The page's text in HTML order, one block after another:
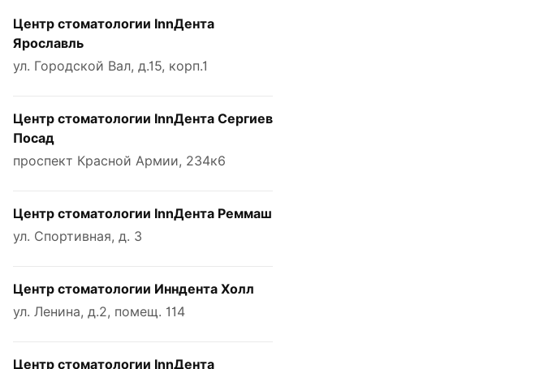
Центр стоматологии InnДента
Ярославль
ул. Городской Вал, д.15, корп.1
Центр стоматологии InnДента Сергиев
Посад
проспект Красной Армии, 234к6
Центр стоматологии InnДента Реммаш
ул. Спортивная, д. 3
Центр стоматологии Инндента Холл
ул. Ленина, д.2, помещ. 114
Центр стоматологии InnДента